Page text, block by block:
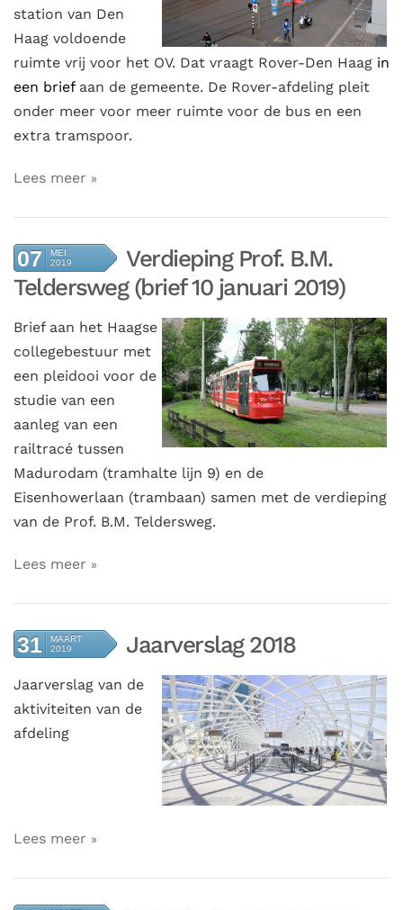
station van Den
Haag voldoende
ruimte vrij voor het OV. Dat vraagt Rover-Den Haag in
een briefaan de gemeente. De Rover-afdeling pleit
onder meer voor meer ruimte voor de bus en een
extra tramspoor.
Lees meer
07
MEI
2019
Verdieping Prof. B.M.
Teldersweg (brief 10 januari 2019)
Brief aan het Haagse
collegebestuur met
een pleidooi voor de
studie van een
aanleg van een
railtracé tussen
Madurodam (tramhalte lijn 9) en de
Eisenhowerlaan (trambaan) samen met de verdieping
van de Prof. B.M. Teldersweg.
Lees meer
31
MAART
2019
Jaarverslag 2018
Jaarverslag van de
aktiviteiten van de
afdeling
Lees meer